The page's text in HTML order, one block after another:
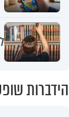
הידברות